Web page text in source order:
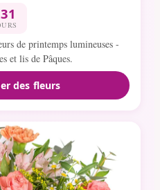
de printemps lumineuses -
et lis de Pâques.
des fleurs